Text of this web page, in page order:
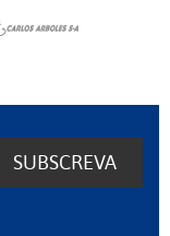
SUBSCREVA